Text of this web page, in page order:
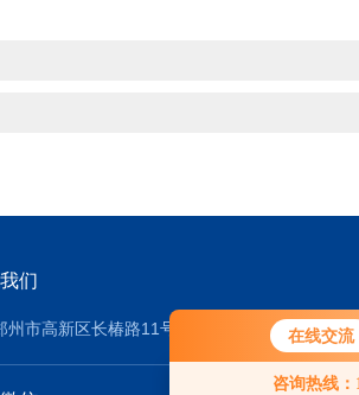
在线交流
咨询热线：
们
州市高新区长椿路11号2号厂房